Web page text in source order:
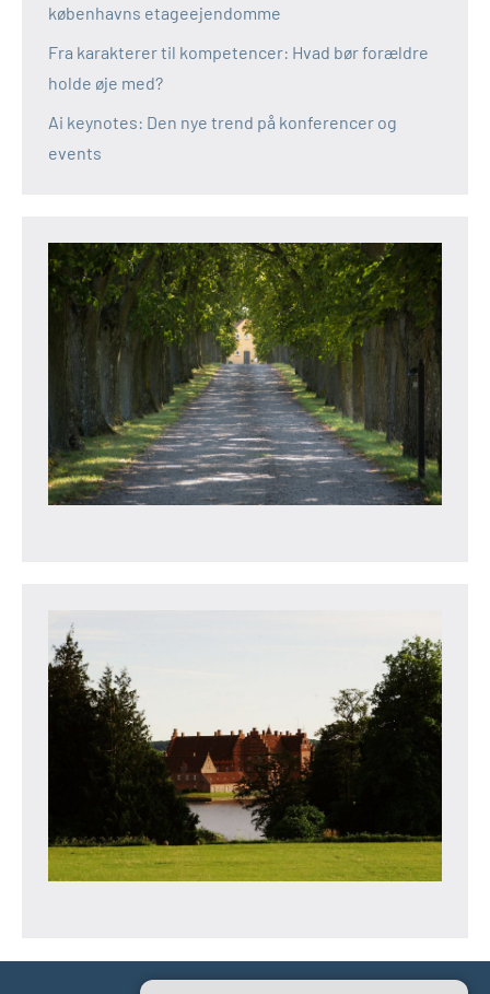
københavns etageejendomme
Fra karakterer til kompetencer: Hvad bør forældre
holde øje med?
Ai keynotes: Den nye trend på konferencer og
events